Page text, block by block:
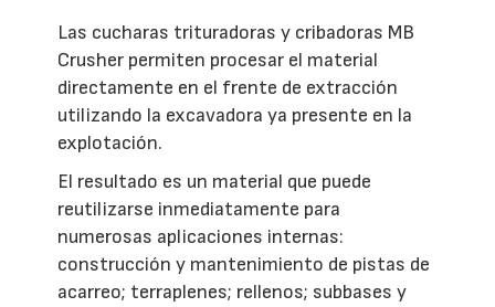
Las cucharas trituradoras y cribadoras MB
Crusher permiten procesar el material
directamente en el frente de extracción
utilizando la excavadora ya presente en la
explotación.
El resultado es un material que puede
reutilizarse inmediatamente para
numerosas aplicaciones internas:
construcción y mantenimiento de pistas de
acarreo; terraplenes; rellenos; subbases y